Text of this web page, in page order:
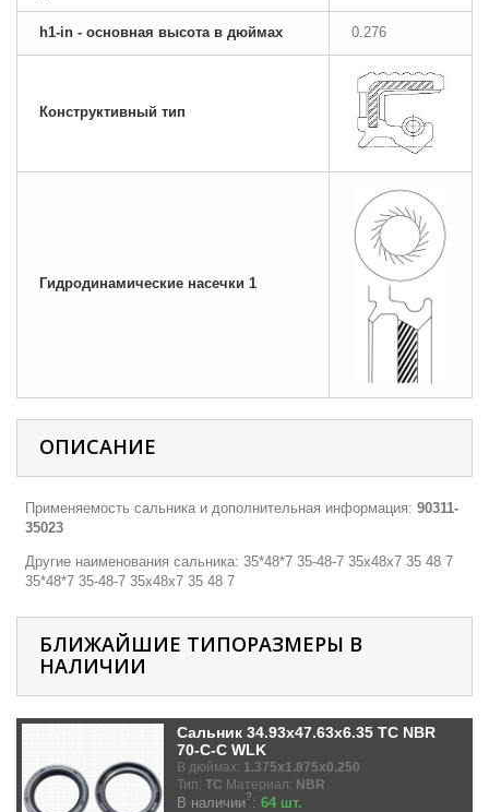
h1-in - основная высота в дюймах 0.276
Конструктивный тип
Гидродинамические насечки 1
ОПИСАНИЕ
Применяемость сальника и дополнительная информация:90311-
35023
Другие наименования сальника: 35*48*7 35-48-7 35х48х7 35 48 7
35*48*7 35-48-7 35х48х7 35 48 7
БЛИЖАЙШИЕ ТИПОРАЗМЕРЫ В
НАЛИЧИИ
Сальник 34.93x47.63x6.35 TC NBR
70-C-C WLK
В дюймах: 1.375x1.875x0.250
Тип: TC Материал: NBR
В наличии?: 64 шт.